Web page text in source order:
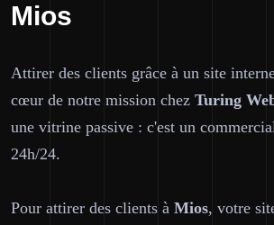
Mios
Attirer des clients grâce à un site
cœur de notre mission chez Turing
une vitrine passive : c'est un
24h/24.
Pour attirer des clients à Mios, votre